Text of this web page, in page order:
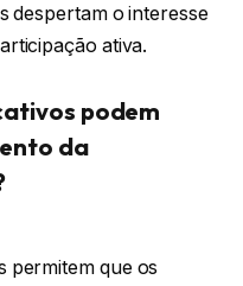
despertam o interesse
ativa.
podem
da
permitem que os